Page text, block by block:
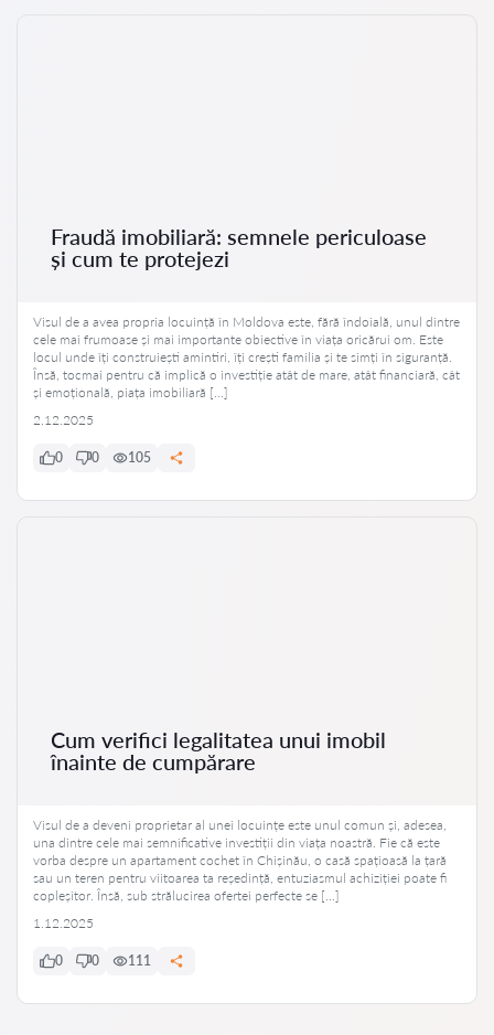
Fraudă imobiliară: semnele periculoase
și cum te protejezi
Visul de a avea propria locuință în Moldova este, fără îndoială, unul dintre
cele mai frumoase și mai importante obiective în viața oricărui om. Este
locul unde îți construiești amintiri, îți crești familia și te simți în siguranță.
Însă, tocmai pentru că implică o investiție atât de mare, atât financiară, cât
și emoțională, piața imobiliară […]
2.12.2025
0 0 105
Cum verifici legalitatea unui imobil
înainte de cumpărare
Visul de a deveni proprietar al unei locuințe este unul comun și, adesea,
una dintre cele mai semnificative investiții din viața noastră. Fie că este
vorba despre un apartament cochet în Chișinău, o casă spațioasă la țară
sau un teren pentru viitoarea ta reședință, entuziasmul achiziției poate fi
copleșitor. Însă, sub strălucirea ofertei perfecte se […]
1.12.2025
0 0 111